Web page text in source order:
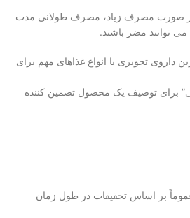
صورت مصرف زیاد، مصرف طولانی مدت
می توانند مضر باشند.
داروی تجویزی یا انواع غذاهای مهم برای
برای توصیف یک محصول تضمین کننده
بر اساس تحقیقات در طول زمان